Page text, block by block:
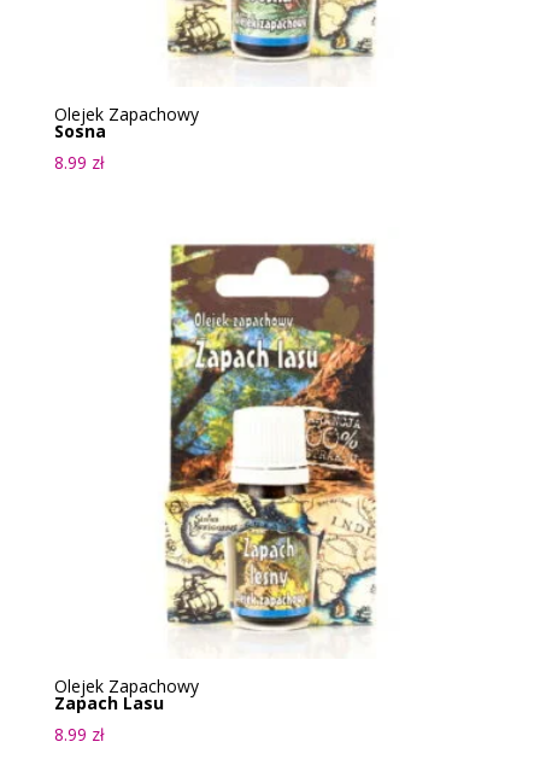
Olejek Zapachowy
Sosna
8.99 zł
Olejek Zapachowy
Zapach Lasu
8.99 zł